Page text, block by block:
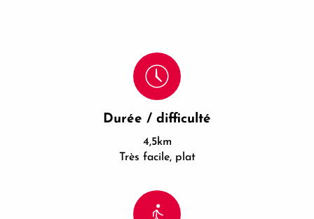
Durée / difficulté
4,5km
Très facile, plat